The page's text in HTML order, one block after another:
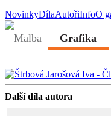
NovinkyDílaAutořiInfoO
Malba Grafika
Další díla autora